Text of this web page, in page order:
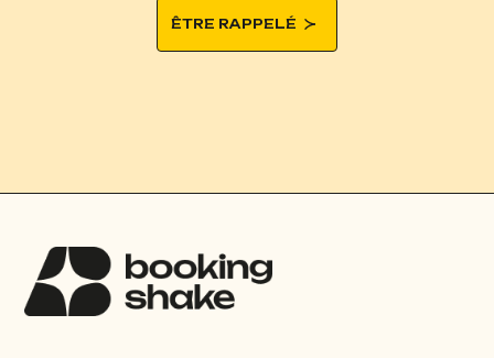
ÊTRE RAPPELÉ